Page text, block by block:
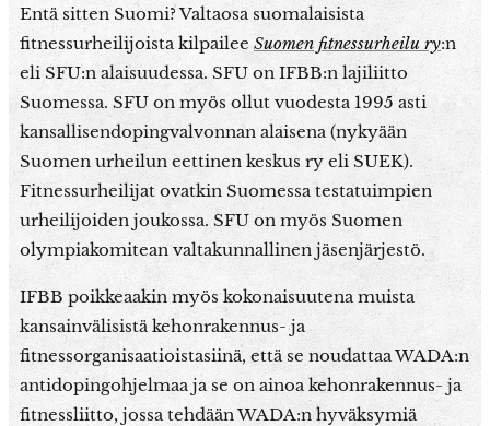
Entä sitten Suomi? Valtaosa suomalaisista
fitnessurheilijoista kilpailee Suomen fitnessurheilu ry:n
eli SFU:n alaisuudessa. SFU on IFBB:n lajiliitto
Suomessa. SFU on myös ollut vuodesta 1995 asti
kansallisendopingvalvonnan alaisena (nykyään
Suomen urheilun eettinen keskus ry eli SUEK).
Fitnessurheilijat ovatkin Suomessa testatuimpien
urheilijoiden joukossa. SFU on myös Suomen
olympiakomitean valtakunnallinen jäsenjärjestö.
IFBB poikkeaakin myös kokonaisuutena muista
kansainvälisistä kehonrakennus- ja
fitnessorganisaatioistasiinä, että se noudattaa WADA:n
antidopingohjelmaa ja se on ainoa kehonrakennus- ja
fitnessliitto, jossa tehdään WADA:n hyväksymiä